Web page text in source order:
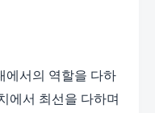
에서의 역할을 다하
에서 최선을 다하며